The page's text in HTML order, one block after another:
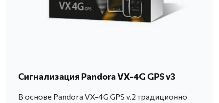
Сигнализация Pandora VX-4G GPS v3
В основе Pandora VX-4G GPS v.2 традиционно